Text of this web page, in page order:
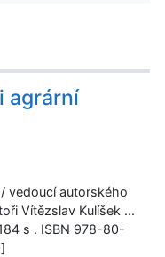
agrární
vedoucí autorského
Vítězslav Kulíšek ...
s . ISBN 978-80-
]